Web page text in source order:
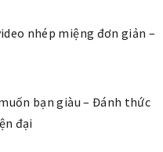
nhép miệng đơn giản –
bạn giàu – Đánh thức
đại